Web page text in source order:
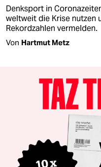
Denksport in
weltweit die Krise nutzen
Rekordzahlen vermelden.
Von Hartmut Metz